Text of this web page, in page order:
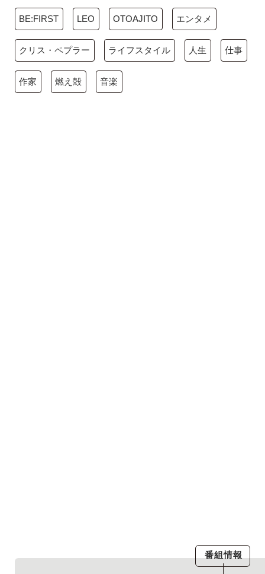
BE:FIRST LEO OTOAJITO エンタメ
クリス・ペプラー ライフスタイル 人生 仕事
作家 燃え殻 音楽
番組情報